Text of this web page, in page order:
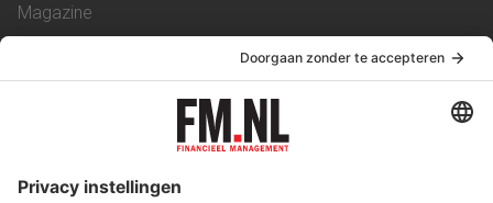
Magazine
Service & Contact
Werken bij ons